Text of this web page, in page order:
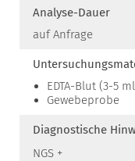
Analyse-Dauer
auf Anfrage
EDTA-Blut (3-5
Gewebeprobe
Diagnostische
NGS +